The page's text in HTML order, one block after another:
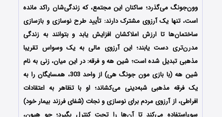
وون‌جونگ می‌گذرد؛ ساکنان این مجتمع، که زندگی‌شان راکد مانده
است، تنها یک آرزوی مشترک دارند: تأیید طرح نوسازی و بازسازی
ساختمان‌ها تا ارزش املاکشان افزایش یابد و بتوانند به زندگی
مدرن‌تری دست یابند؛ این آرزوی مالی به یک وسواس تقریبا
مذهبی تبدیل شده است؛ شین هه و فرقه: در این میان، زنی به نام
شین هه (با بازی مون جونگ هی) از واحد 303، همسایگان را به
یک فرقه مذهبی شبه‌دینی می‌کشاند؛ او با تظاهر به اعتقادات
افراطی، از آرزوی مردم برای نوسازی و نجات (شفای فرزند بیمار خود)
سوءاستفاده می‌کند تا آن‌ها را تحت کنترل بگیرد؛ جو هیون،